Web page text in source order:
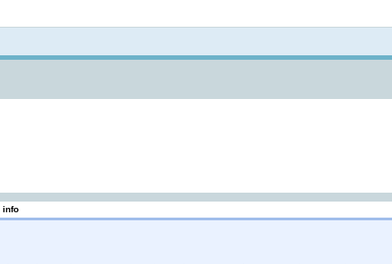
info